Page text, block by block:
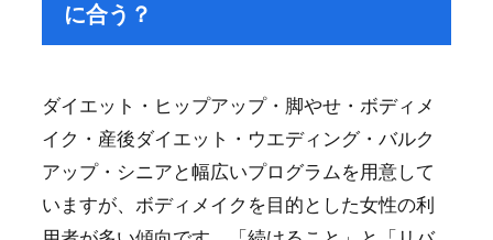
に合う？
ダイエット・ヒップアップ・脚やせ・ボディメ
イク・産後ダイエット・ウエディング・バルク
アップ・シニアと幅広いプログラムを用意して
いますが、ボディメイクを目的とした女性の利